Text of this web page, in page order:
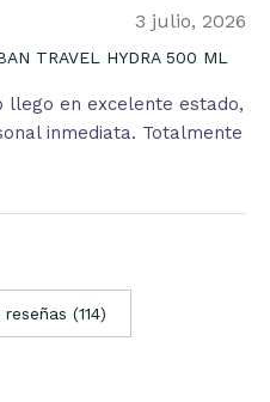
3 julio, 2026
TRAVEL HYDRA 500 ML
llego en excelente estado,
inmediata. Totalmente
(114)